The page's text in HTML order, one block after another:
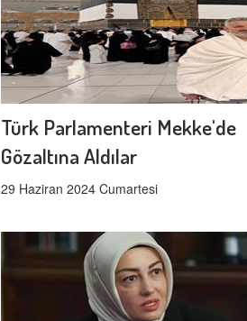
Türk Parlamenteri Mekke'de
Gözaltına Aldılar
29 Haziran 2024 Cumartesi